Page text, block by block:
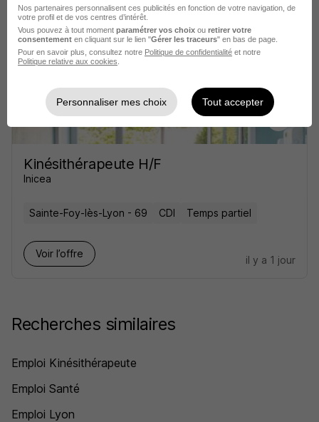
Villeurbanne - 69 CDD 2 700 - 3 100 € / mois
Voir l’offre
Kinésithérapeute H/F
Inicea
Sainte-Foy-lès-Lyon - 69 CDI Temps partiel
Voir l’offre
il y a 1 jour
Recherches similaires
Emploi Kinésithérapeute
Emploi Santé
Emploi Lyon
Nos partenaires personnalisent ces publicités en fonction de votre navigation, de
votre profil et de vos centres d’intérêt.
Vous pouvez à tout moment paramétrer vos choix ou retirer votre
consentement en cliquant sur le lien "Gérer les traceurs" en bas de page.
Pour en savoir plus, consultez notre Politique de confidentialité et notre
Politique relative aux cookies
Personnaliser mes choix Tout accepter